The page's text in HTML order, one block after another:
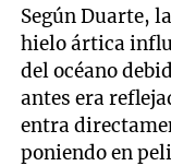
Según Duarte,
hielo ártica
del océano
antes era
entra
poniendo en